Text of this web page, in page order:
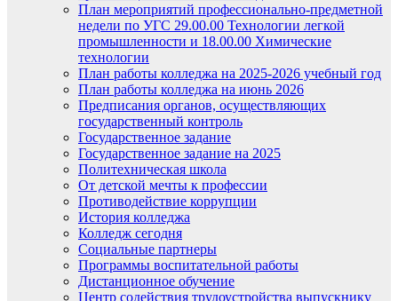
План мероприятий профессионально-предметной
недели по УГС 29.00.00 Технологии легкой
промышленности и 18.00.00 Химические
технологии
План работы колледжа на 2025-2026 учебный год
План работы колледжа на июнь 2026
Предписания органов, осуществляющих
государственный контроль
Государственное задание
Государственное задание на 2025
Политехническая школа
От детской мечты к профессии
Противодействие коррупции
История колледжа
Колледж сегодня
Социальные партнеры
Программы воспитательной работы
Дистанционное обучение
Центр содействия трудоустройства выпускнику